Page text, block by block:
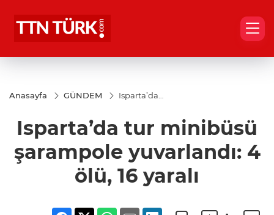
Anasayfa GÜNDEM
Isparta’da
şarampole
yuvarlandı:
yaralı
Isparta’da tur minibüsü
şarampole yuvarlandı: 4
ölü, 16 yaralı